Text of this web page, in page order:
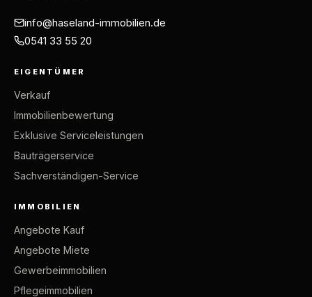
info@haseland-immobilien.de
0541 33 55 20
EIGENTÜMER
Verkauf
Immobilienbewertung
Exklusive Serviceleistungen
Bauträgerservice
Sachverständigen-Service
IMMOBILIEN
Angebote Kauf
Angebote Miete
Gewerbeimmobilien
Pflegeimmobilien